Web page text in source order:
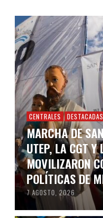
CENTRALES DESTACADAS
MARCHA DE
UTEP, LA CGT Y
MOVILIZARON
POLÍTICAS DE
7 AGOSTO, 2026